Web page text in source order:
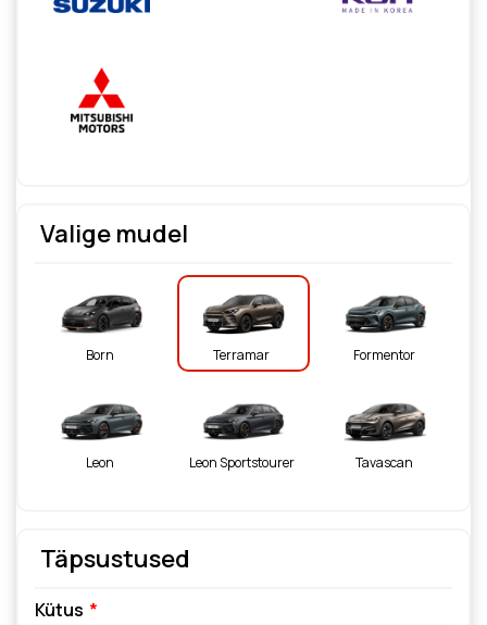
Valige mudel
Born Terramar Formentor
Leon Leon Sportstourer Tavascan
Täpsustused
Kütus